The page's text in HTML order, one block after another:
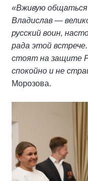
«Вживую
Владислав —
русский воин,
рада этой
стоят на защите
спокойно и не
Морозова.